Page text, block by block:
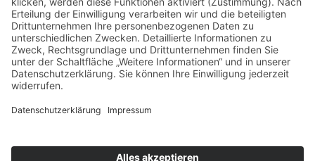
Umsetzung:DOUBLE-A-DESIGN
Kontakt
Impressum
Datenschutzerklärung
Mitgliederbereich
Suche